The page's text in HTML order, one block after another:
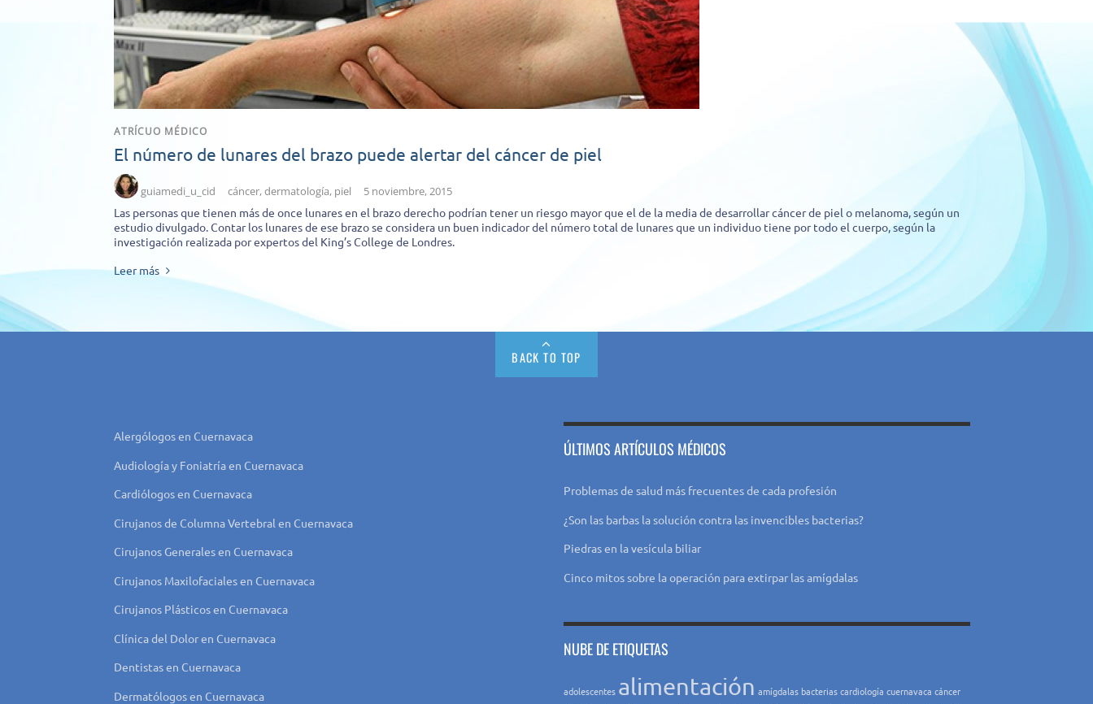
ATRÍCUO MÉDICO
El número de lunares del brazo puede alertar del cáncer de piel
guiamedi_u_cid cáncer,dermatología, piel
5 noviembre, 2015
Las personas que tienen más de once lunares en el brazo derecho podrían tener un riesgo mayor que el de la media de desarrollar cáncer de piel o melanoma, según un
estudio divulgado. Contar los lunares de ese brazo se considera un buen indicador del número total de lunares que un individuo tiene por todo el cuerpo, según la
investigación realizada por expertos del King’s College de Londres.
Leer más
BACK TO TOP
Alergólogos en Cuernavaca
Audiología y Foniatría en Cuernavaca
Cardiólogos en Cuernavaca
Cirujanos de Columna Vertebral en Cuernavaca
Cirujanos Generales en Cuernavaca
Cirujanos Maxilofaciales en Cuernavaca
Cirujanos Plásticos en Cuernavaca
Clínica del Dolor en Cuernavaca
Dentistas en Cuernavaca
Dermatólogos en Cuernavaca
ÚLTIMOS ARTÍCULOS MÉDICOS
Problemas de salud más frecuentes de cada profesión
¿Son las barbas la solución contra las invencibles bacterias?
Piedras en la vesícula biliar
Cinco mitos sobre la operación para extirpar las amígdalas
NUBE DE ETIQUETAS
adolescentes alimentación amígdalas bacterias cardiología cuernavaca cáncer